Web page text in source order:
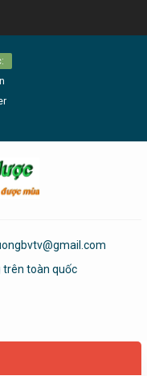
trên toàn quốc